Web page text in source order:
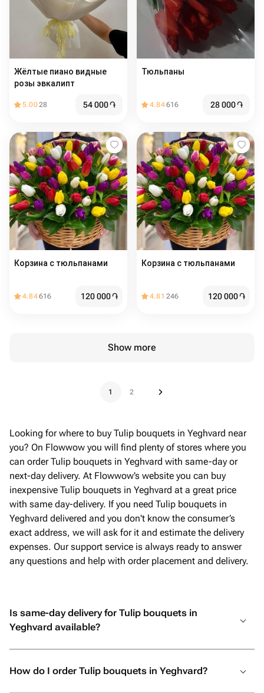
Жёлтые пиано видные
розы эвкалипт
5.0028 54 000֏
Тюльпаны
4.84616 28 000֏
Корзина с тюльпанами
4.84616 120 000֏
Корзина с тюльпанами
4.81 246 120 000֏
Show more
1 2
Looking for where to buy Tulip bouquets in Yeghvard near
you? On Flowwow you will find plenty of stores where you
can order Tulip bouquets in Yeghvard with same-day or
next-day delivery. At Flowwow’s website you can buy
inexpensive Tulip bouquets in Yeghvard at a great price
with same day-delivery. If you need Tulip bouquets in
Yeghvard delivered and you don't know the consumer’s
exact address, we will ask for it and estimate the delivery
expenses. Our support service is always ready to answer
any questions and help with order placement and delivery.
Is same-day delivery for Tulip bouquets in
Yeghvard available?
How do I order Tulip bouquets in Yeghvard?